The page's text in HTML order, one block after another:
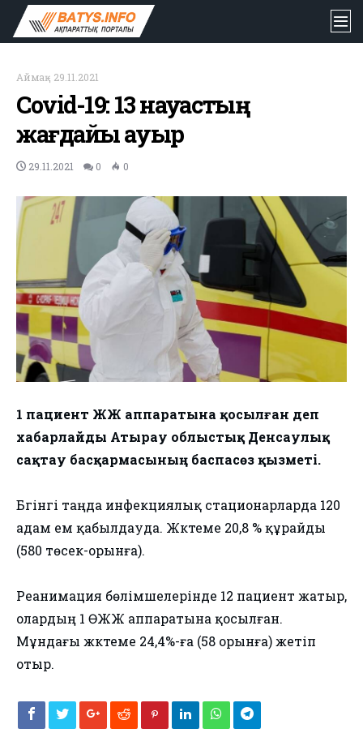
Аймақ- 29.11.2021
Covid-19: 13 науқастың
жағдайы ауыр
29.11.2021 0 0
1 пациент ӨЖЖ аппаратына қосылған деп
хабарлайды Атырау облыстық Денсаулық
сақтау басқармасының баспасөз қызметі.
Бүгінгі таңда инфекциялық стационарларда 120
адам ем қабылдауда. Жүктеме 20,8 % құрайды
(580 төсек-орынға).
Реанимация бөлімшелерінде 12 пациент жатыр,
олардың 1 ӨЖЖ аппаратына қосылған.
Мұндағы жүктеме 24,4%-ға (58 орынға) жетіп
отыр.